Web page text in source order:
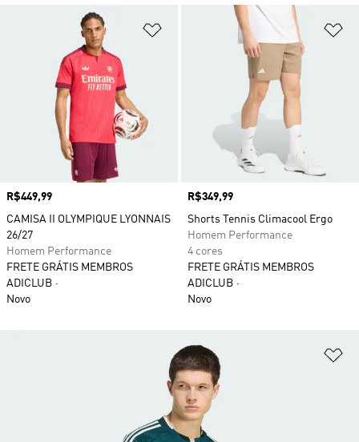
Adicionar à Lista de Desejos
Preço
R$449,99
CAMISA II OLYMPIQUE LYONNAIS
26/27
Homem Performance
FRETE GRÁTIS MEMBROS
ADICLUB
Novo
Preço
R$349,99
Shorts Tennis Climacool Ergo
Homem Performance
4 cores
FRETE GRÁTIS MEMBROS
ADICLUB
Novo